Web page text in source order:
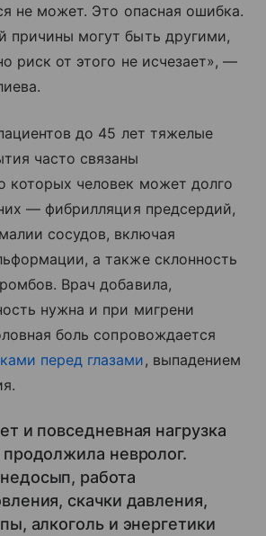
не может. Это опасная ошибка.
причины могут быть другими,
риск от этого не исчезает», —
до 45 лет тяжелые
часто связаны
которых человек может долго
— фибрилляция предсердий,
сосудов, включая
а также склонность
Врач добавила,
нужна и при мигрени
боль сопровождается
перед глазами , выпадением
и повседневная нагрузка
продолжила невролог.
работа
скачки давления,
алкоголь и энергетики